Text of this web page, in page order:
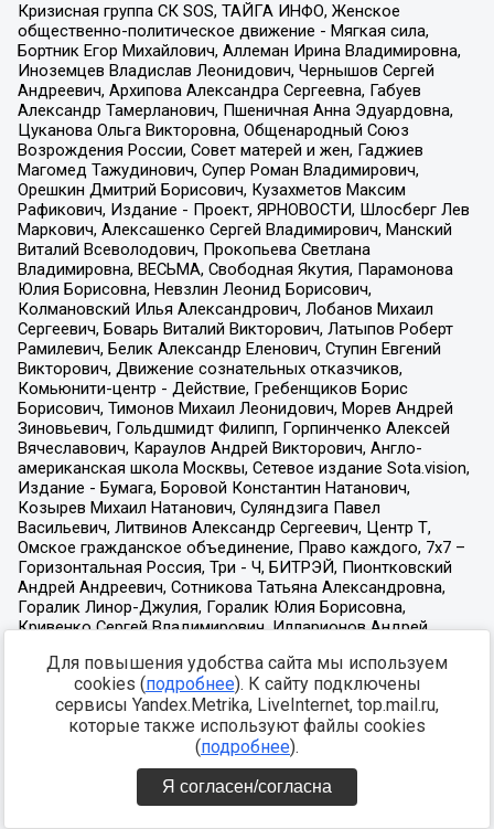
Для повышения удобства сайта мы используем
cookies (подробнее). К сайту подключены
сервисы Yandex.Metrika, LiveInternet, top.mail.ru,
которые также используют файлы cookies
(подробнее).
Я согласен/согласна